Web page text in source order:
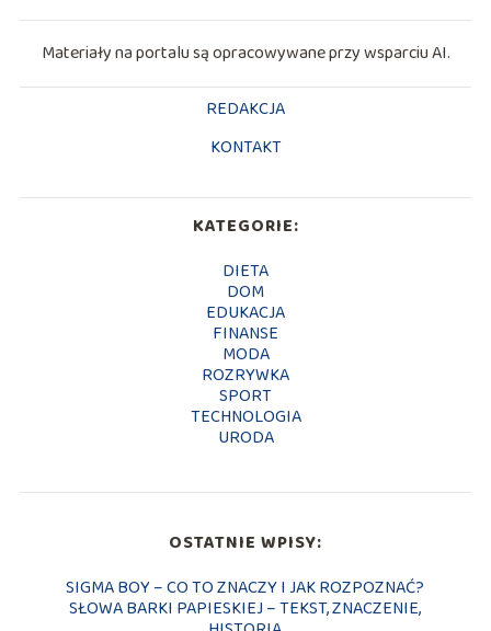
Materiały na portalu są opracowywane przy wsparciu AI.
REDAKCJA
KONTAKT
KATEGORIE:
DIETA
DOM
EDUKACJA
FINANSE
MODA
ROZRYWKA
SPORT
TECHNOLOGIA
URODA
OSTATNIE WPISY:
SIGMA BOY – CO TO ZNACZY I JAK ROZPOZNAĆ?
SŁOWA BARKI PAPIESKIEJ – TEKST, ZNACZENIE,